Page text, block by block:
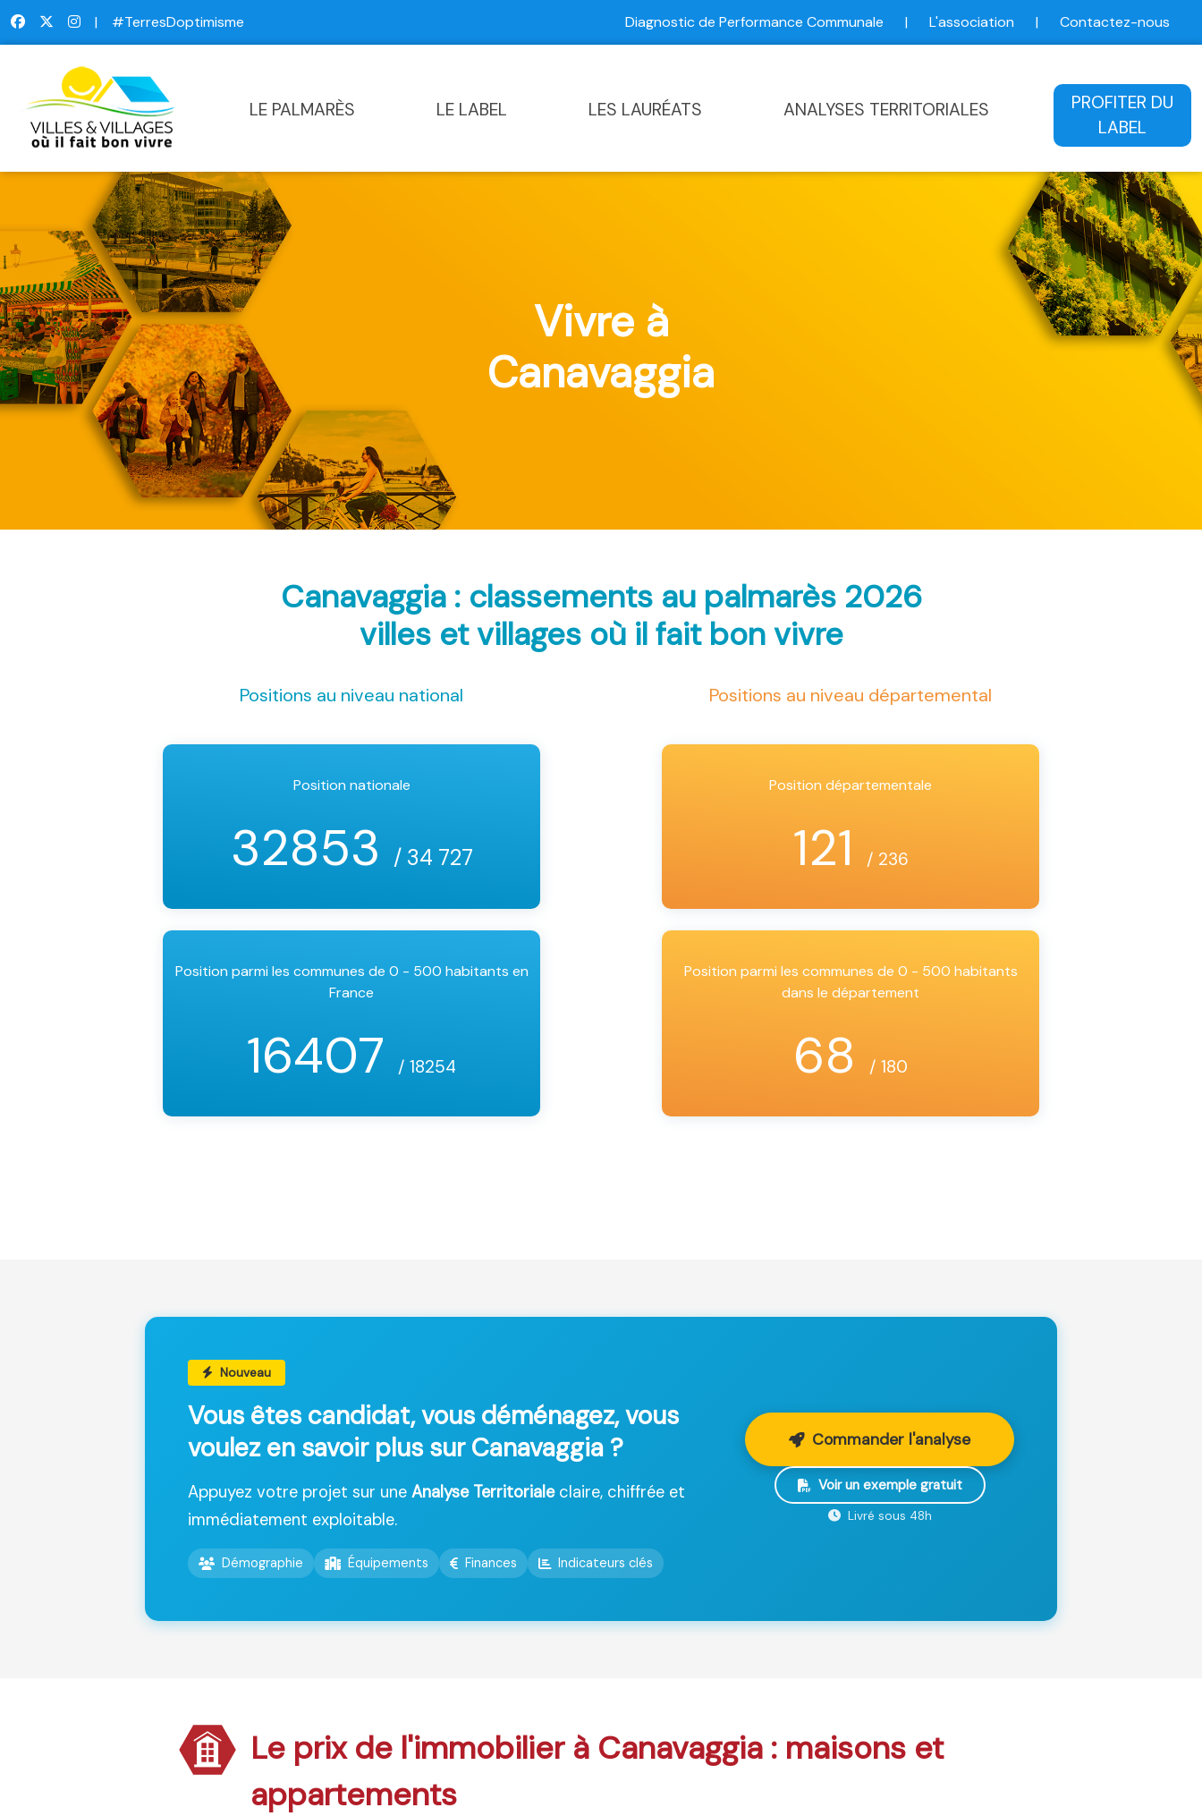
| #TerresDoptimisme Diagnostic de Performance Communale | L'association | Contactez-nous
LE PALMARÈS LE LABEL LES LAURÉATS ANALYSES TERRITORIALES
PROFITER DU
LABEL
Vivre à
Canavaggia
Canavaggia : classements au palmarès 2026
villes et villages où il fait bon vivre
Positions au niveau national
Position nationale
32853 / 34 727
Position parmi les communes de 0 - 500 habitants en
France
16407 / 18254
Positions au niveau départemental
Position départementale
121 / 236
Position parmi les communes de 0 - 500 habitants
dans le département
68 / 180
Nouveau
Vous êtes candidat, vous déménagez, vous
voulez en savoir plus sur Canavaggia ?
Appuyez votre projet sur une Analyse Territorialeclaire, chiffrée et
immédiatement exploitable.
Démographie Équipements Finances Indicateurs clés
Commander l'analyse
Voir un exemple gratuit
Livré sous 48h
Le prix de l'immobilier à Canavaggia : maisons et
appartements